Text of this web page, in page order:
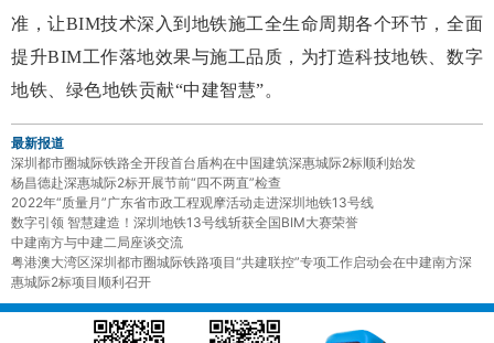
准，让BIM技术深入到地铁施工全生命周期各个环节，全面
提升BIM工作落地效果与施工品质，为打造科技地铁、数字
地铁、绿色地铁贡献“中建智慧”。
最新报道
深圳都市圈城际铁路全开段首台盾构在中国建筑深惠城际2标顺利始发
杨昌德赴深惠城际2标开展节前“四不两直”检查
2022年“质量月”广东省市政工程观摩活动走进深圳地铁13号线
数字引领 智慧建造！深圳地铁13号线斩获全国BIM大赛荣誉
中建南方与中建二局座谈交流
粤港澳大湾区深圳都市圈城际铁路项目“共建联控”专项工作启动会在中建南方深
惠城际2标项目顺利召开